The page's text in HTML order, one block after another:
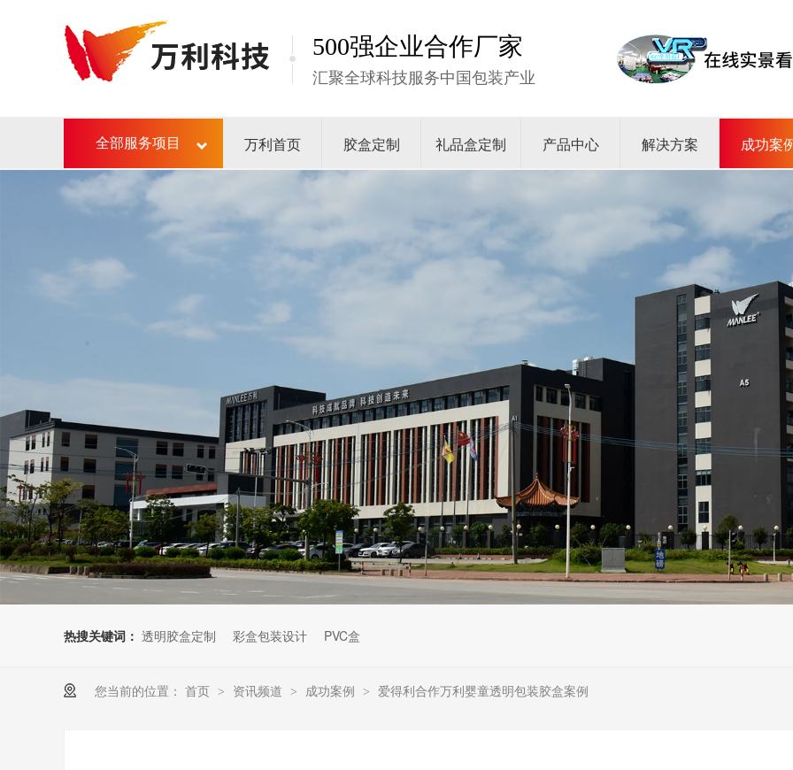
500强企业合作厂家
汇聚全球科技服务中国包装产业
全部服务项目 万利首页 胶盒定制 礼品盒定制 产品中心 解决方案 成功案
热搜关键词： 透明胶盒定制 彩盒包装设计 PVC盒
您当前的位置： 首页 > 资讯频道 > 成功案例 > 爱得利合作万利婴童透明包装胶盒案例